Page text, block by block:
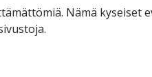
Nämä kyseiset